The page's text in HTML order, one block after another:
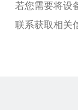
若您需要将设
联系获取相关